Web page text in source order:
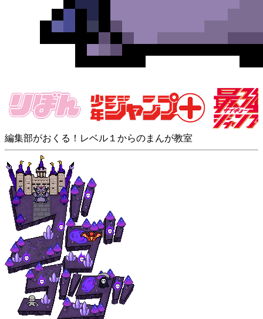
編集部がおくる！レベル１からのまんが教室